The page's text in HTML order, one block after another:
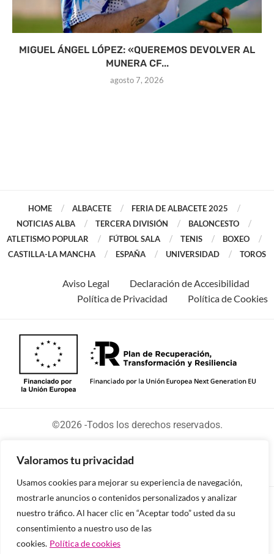
Valoramos tu privacidad
Usamos cookies para mejorar su experiencia de navegación,
mostrarle anuncios o contenidos personalizados y analizar
nuestro tráfico. Al hacer clic en “Aceptar todo” usted da su
consentimiento a nuestro uso de las
cookies. Política de cookies
MIGUEL ÁNGEL LÓPEZ: «QUEREMOS DEVOLVER AL
MUNERA CF...
agosto 7, 2026
HOME ALBACETE
FERIA DE ALBACETE 2025
NOTICIAS ALBA
TERCERA DIVISIÓN
BALONCESTO
ATLETISMO POPULAR
FÚTBOL SALA TENIS
BOXEO
CASTILLA-LA MANCHA
ESPAÑA UNIVERSIDAD TOROS
Aviso Legal
Declaración de Accesibilidad
Política de Privacidad
Política de Cookies
©2026 -Todos los derechos reservados.
Diseñado y desarrollado por tu equipo Imedia
Comunicación